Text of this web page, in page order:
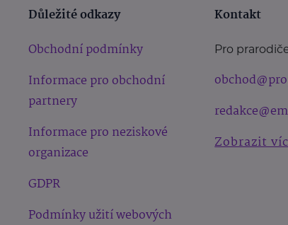
Důležité odkazy
Obchodní podmínky
Informace pro obchodní
partnery
Informace pro neziskové
organizace
GDPR
Podmínky užití webových
Kontakt
Pro
Zobrazit